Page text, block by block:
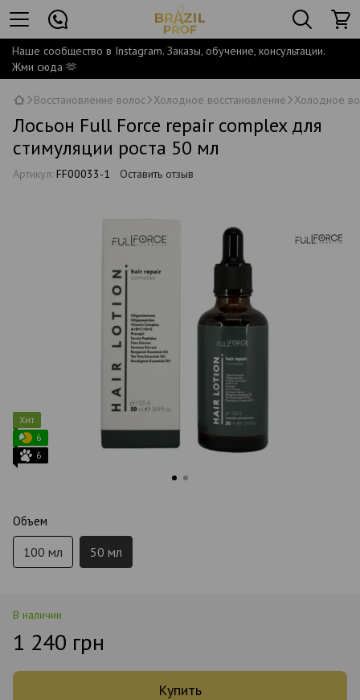
Наше сообщество в Instagram. Заказы, обучение, консультации.
Жми сюда 🫶
Восстановление волос Холодное восстановление Холодное
Лосьон Full Force repair complex для
стимуляции роста 50 мл
Артикул: FF00033-1 Оставить отзыв
Хит
6
6
Объем
100 мл 50 мл
В наличии
1 240 грн
Купить